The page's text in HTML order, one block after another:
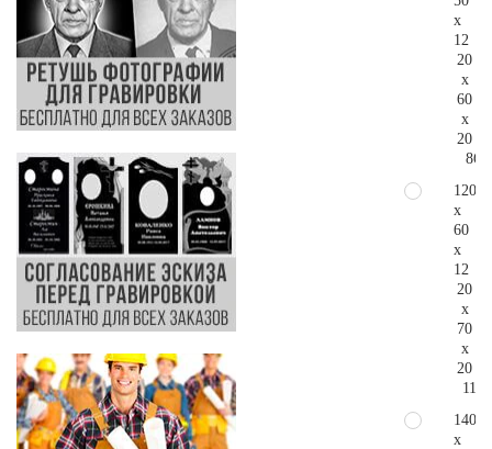
x
12
20
x
60
x
20
120
x
60
x
12
20
x
70
x
20
140
x